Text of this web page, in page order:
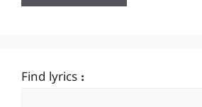
Find lyrics :